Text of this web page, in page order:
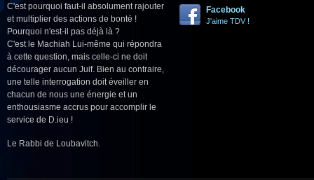
C'est pourquoi faut-il absolument rajouter
et multiplier des actions de bonté !
Pourquoi n'est-il pas déjà là ?
C'est le Machiah Lui-même qui répondra
à cette question, mais celle-ci ne doit
décourager aucun Juif. Bien au contraire,
une telle interrogation doit éveiller en
chacun de nous une énergie et un
enthousiasme accrus pour accomplir le
service de D.ieu !
Le Rabbi de Loubavitch.
Facebook
J'aime TDV !